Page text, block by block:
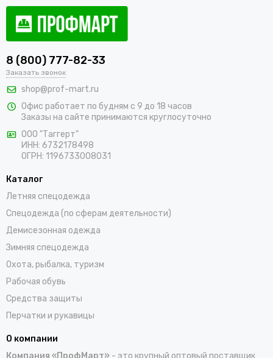
Купить одежду сигнальную для
работников оптом и в розницу с
доставкой по Галичу
В интернет-магазине «ПрофМарт» можно купить сигнальную
одежду для персонала. Мы работаем с оптовыми и
розничными покупателями. Предлагаем на выбор сигнальные
жилеты, сезонные костюмы, брюки и прочие составляющие
униформы в ярких заметных цветах. Доставка покупок,
которые оформляются на сайте, осуществляется по Галичу и
остальным населенным пунктам России.
8 (800) 777-82-33
Заказать звонок
shop@prof-mart.ru
Офис работает по будням с 9 до 18 часов
Заказы на сайте принимаются круглосуточно
ООО "Таггерт"
ИНН: 6732178498
ОГРН: 1196733008031
Каталог
Летняя спецодежда
Спецодежда (по сферам деятельности)
Демисезонная одежда
Зимняя спецодежда
Охота, рыбалка, туризм
Рабочая обувь
Средства защиты
Перчатки и рукавицы
О компании
Компания «ПрофМарт» - это крупный оптовый поставщик